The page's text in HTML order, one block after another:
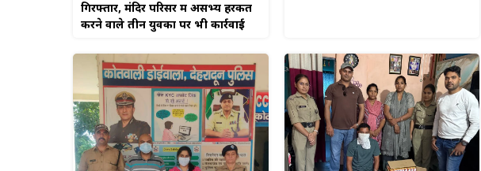
गिरफ्तार, मंदिर परिसर में असभ्य हरकत
करने वाले तीन युवकों पर भी कार्रवाई